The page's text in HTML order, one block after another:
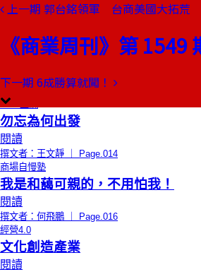
上一期 郭台銘領軍 台商美國大拓荒
《商業周刊》第 1549
下一期 6成勝算就闖！
本期目錄
限時免費編者的話
自己出考題的時代
閱讀
撰文者：郭奕伶 ｜ Page.012
CEO上線
勿忘為何出發
閱讀
撰文者：王文靜 ｜ Page.014
商場自慢塾
我是和藹可親的，不用怕我！
閱讀
撰文者：何飛鵬 ｜ Page.016
經營4.0
文化創造產業
閱讀